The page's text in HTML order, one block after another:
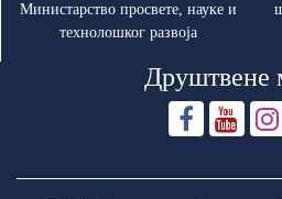
Министарство просвете, науке и
технолошког развоја
Друштвене